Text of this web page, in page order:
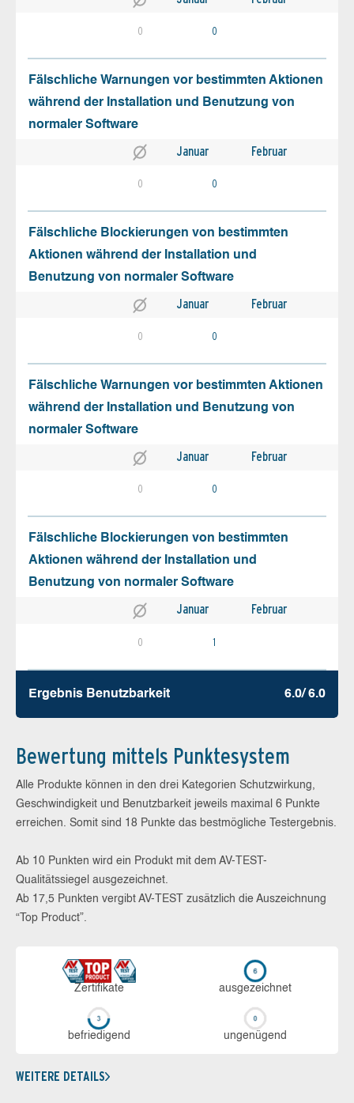
0 0
Fälschliche Warnungen vor bestimmten Aktionen
während der Installation und Benutzung von
normaler Software
Januar Februar
0 0
Fälschliche Blockierungen von bestimmten
Aktionen während der Installation und
Benutzung von normaler Software
Januar Februar
0 0
Fälschliche Warnungen vor bestimmten Aktionen
während der Installation und Benutzung von
normaler Software
Januar Februar
0 0
Fälschliche Blockierungen von bestimmten
Aktionen während der Installation und
Benutzung von normaler Software
Januar Februar
0 1
Ergebnis Benutz­barkeit 6.0/ 6.0
Bewertung mittels Punktesystem
Alle Produkte können in den drei Kategorien Schutzwirkung,
Geschwindigkeit und Benutzbarkeit jeweils maximal 6 Punkte
erreichen. Somit sind 18 Punkte das bestmögliche Testergebnis.
Ab 10 Punkten wird ein Produkt mit dem AV-TEST-
Qualitätssiegel ausgezeichnet.
Ab 17,5 Punkten vergibt AV-TEST zusätzlich die Auszeichnung
“Top Product”.
Zerti­fikate aus­ge­zeich­net
be­frie­di­gend un­ge­nü­gend
WEITERE DETAILS